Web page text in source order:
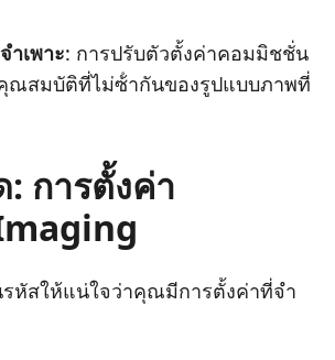
าเพาะ: การปรับตัวตั้งค่าคอมมิชชั่น
ณสมบัติที่ไม่ซ้ํากันของรูปแบบภาพที่
การตั้งค่า
หัสให้แน่ใจว่าคุณมีการตั้งค่าที่จํา